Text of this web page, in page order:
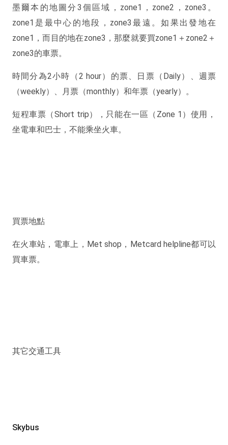
墨爾本的地圖分3個區域，zone1，zone2，zone3。
zone1是最中心的地段，zone3最遠。如果出發地在
zone1，而目的地在zone3，那麼就要買zone1＋zone2＋
zone3的車票。
時間分為2小時（2 hour）的票、日票（Daily）、週票
（weekly）、月票（monthly）和年票（yearly）。
短程車票（Short trip），只能在一區（Zone 1）使用，
坐電車和巴士，不能乘坐火車。
買票地點
在火車站，電車上，Met shop，Metcard helpline都可以
買車票。
其它交通工具
Skybus